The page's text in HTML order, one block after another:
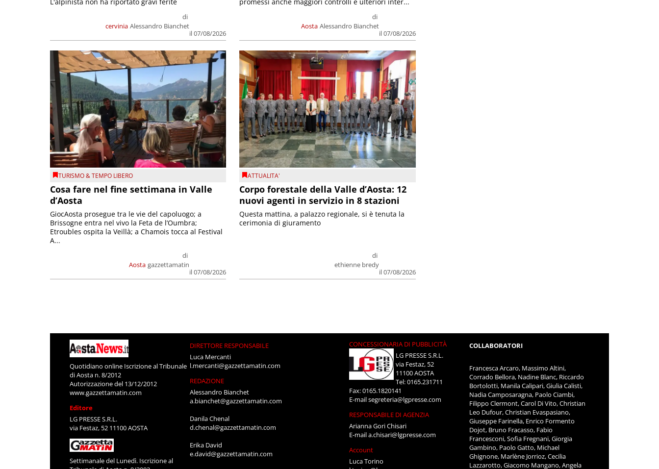
cervinia
di
Alessandro Bianchet
il 07/08/2026
Aosta
di
Alessandro Bianchet
il 07/08/2026
TURISMO & TEMPO LIBERO
Cosa fare nel fine settimana in Valle
d’Aosta
Aosta
di
gazzettamatin
il 07/08/2026
GiocAosta prosegue tra le vie del capoluogo; a
Brissogne entra nel vivo la Feta de l’Oumbra;
Etroubles ospita la Veillà; a Chamois tocca al Festival
A...
ATTUALITA'
Corpo forestale della Valle d’Aosta: 12
nuovi agenti in servizio in 8 stazioni
di
ethienne bredy
il 07/08/2026
Questa mattina, a palazzo regionale, si è tenuta la
cerimonia di giuramento
Quotidiano online Iscrizione al Tribunale
di Aosta n. 8/2012
Autorizzazione del 13/12/2012
www.gazzettamatin.com
Editore
LG PRESSE S.R.L.
via Festaz, 52 11100 AOSTA
Settimanale del Lunedì. Iscrizione al
DIRETTORE RESPONSABILE
Luca Mercanti
l.mercanti@gazzettamatin.com
REDAZIONE
Alessandro Bianchet
a.bianchet@gazzettamatin.com
Danila Chenal
d.chenal@gazzettamatin.com
Erika David
e.david@gazzettamatin.com
CONCESSIONARIA DI PUBBLICITÀ
LG PRESSE S.R.L.
via Festaz, 52
11100 AOSTA
Tel: 0165.231711
Fax: 0165.1820141
E-mailsegreteria@lgpresse.com
RESPONSABILE DI AGENZIA
Arianna Gori Chisari
E-maila.chisari@lgpresse.com
Account
Luca Torino
COLLABORATORI
Francesca Arcaro, Massimo Altini,
Corrado Bellora, Nadine Blanc, Riccardo
Bortolotti, Manila Calipari, Giulia Calisti,
Nadia Camposaragna, Paolo Ciambi,
Filippo Clermont, Carol Di Vito, Christian
Leo Dufour, Christian Evaspasiano,
Giuseppe Farinella, Enrico Formento
Dojot, Bruno Fracasso, Fabio
Francesconi, Sofia Fregnani, Giorgia
Gambino, Paolo Gatto, Michael
Ghignone, Marlène Jorrioz, Cecilia
Lazzarotto, Giacomo Mangano, Angela